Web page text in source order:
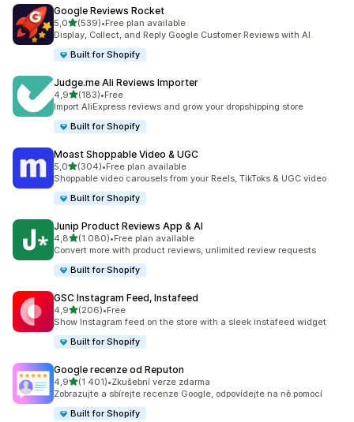
Google Reviews Rocket
5,0z 5 hvězd
(539)
Celkový počet recenzí: 539
•Free plan available
Display, Collect, and Reply Google Customer Reviews with AI.
Built for Shopify
Judge.me Ali Reviews Importer
4,9z 5 hvězd
(183)
Celkový počet recenzí: 183
•Free
Import AliExpress reviews and grow your dropshipping store
Built for Shopify
Moast Shoppable Video & UGC
5,0z 5 hvězd
(304)
Celkový počet recenzí: 304
•Free plan available
Shoppable video carousels from your Reels, TikToks & UGC video
Built for Shopify
Junip Product Reviews App & AI
4,8z 5 hvězd
(1 080)
Celkový počet recenzí: 1080
•Free plan available
Convert more with product reviews, unlimited review requests
Built for Shopify
GSC Instagram Feed, Instafeed
4,9z 5 hvězd
(206)
Celkový počet recenzí: 206
•Free
Show Instagram feed on the store with a sleek instafeed widget
Built for Shopify
Google recenze od Reputon
4,9z 5 hvězd
(1 401)
Celkový počet recenzí: 1401
•Zkušební verze zdarma
Zobrazujte a sbírejte recenze Google, odpovídejte na ně pomocí
Built for Shopify